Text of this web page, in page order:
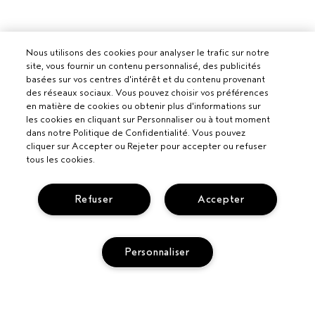
Pour les professionnels
DEVENIR UN SALON AVEDA
SUIVRE MA COMMANDE
APPELEZ LE +3228085049
Politique de confidentialité
Nous utilisons des cookies pour analyser le trafic sur notre
site, vous fournir un contenu personnalisé, des publicités
basées sur vos centres d'intérêt et du contenu provenant
des réseaux sociaux. Vous pouvez choisir vos préférences
en matière de cookies ou obtenir plus d'informations sur
les cookies en cliquant sur Personnaliser ou à tout moment
dans notre Politique de Confidentialité. Vous pouvez
cliquer sur Accepter ou Rejeter pour accepter ou refuser
tous les cookies.
Accepter
Refuser
Personnaliser